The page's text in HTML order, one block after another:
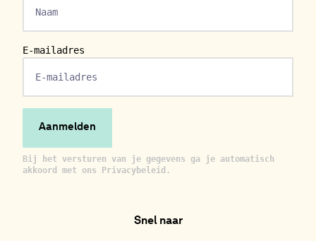
E-mailadres
Bij het versturen van je gegevens ga je automatisch
akkoord met ons Privacybeleid.
Snel naar